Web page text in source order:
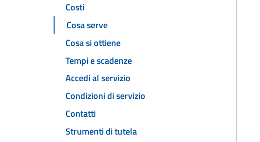
Costi
Cosa serve
Cosa si ottiene
Tempi e scadenze
Accedi al servizio
Condizioni di servizio
Contatti
Strumenti di tutela